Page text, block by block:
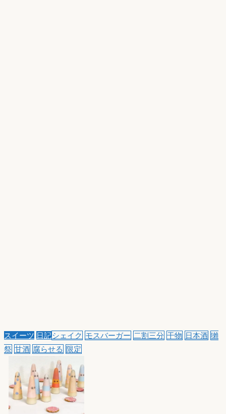
スイーツ 日記シェイク モスバーガー 二割三分 干物 日本酒 獺
祭 甘酒 腐らせる 限定